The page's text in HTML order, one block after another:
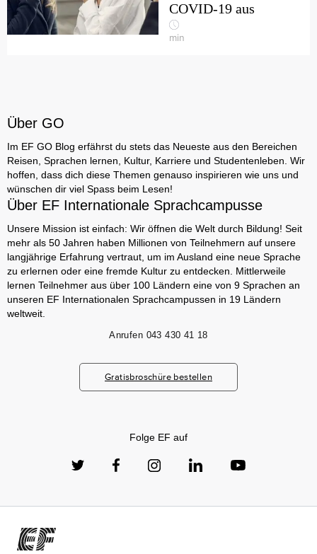
COVID-19 aus
min
Über GO
Im EF GO Blog erfährst du stets das Neueste aus den Bereichen
Reisen, Sprachen lernen, Kultur, Karriere und Studentenleben. Wir
hoffen, dass dich diese Themen genauso inspirieren wie uns und
wünschen dir viel Spass beim Lesen!
Über EF Internationale Sprachcampusse
Unsere Mission ist einfach: Wir öffnen die Welt durch Bildung! Seit
mehr als 50 Jahren haben Millionen von Teilnehmern auf unsere
langjährige Erfahrung vertraut, um im Ausland eine neue Sprache
zu erlernen oder eine fremde Kultur zu entdecken. Mittlerweile
lernen Teilnehmer aus über 100 Ländern eine von 9 Sprachen an
unseren EF Internationalen Sprachcampussen in 19 Ländern
weltweit.
Anrufen 043 430 41 18
Gratisbroschüre bestellen
Folge EF auf